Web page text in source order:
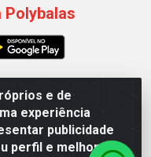
e de
experiência
publicidade
perfil e melhorar a
Polybalas
173 Galpão B -
58.075-075 - CNPJ
61